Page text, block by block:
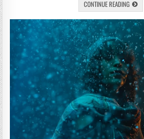
CONTINUE READING